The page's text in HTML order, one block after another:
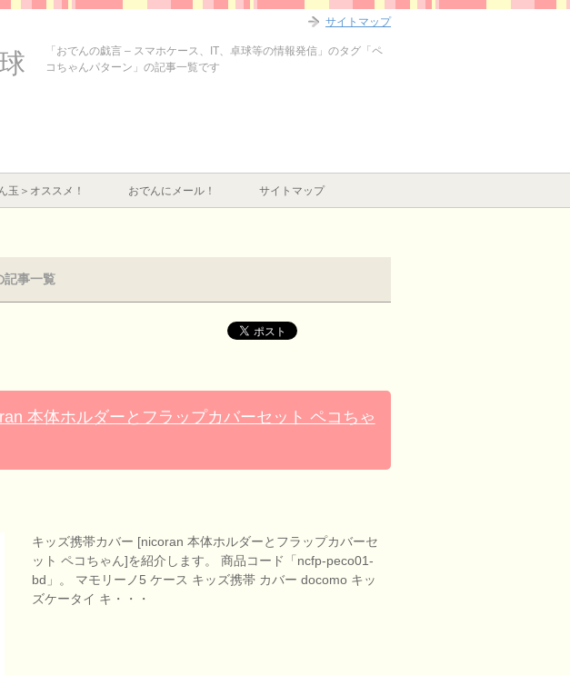
「おでんの戯言 – スマホケース、IT、卓球等の情報発信」のタグ「ペ
コちゃんパターン」の記事一覧です
玉＞オススメ！ おでんにメール！ サイトマップ
記事一覧
本体ホルダーとフラップカバーセット ペコちゃ
キッズ携帯カバー [nicoran 本体ホルダーとフラップカバーセ
ット ペコちゃん]を紹介します。 商品コード「ncfp-peco01-
bd」。 マモリーノ5 ケース キッズ携帯 カバー docomo キッ
ズケータイ キ・・・
サイトマップ